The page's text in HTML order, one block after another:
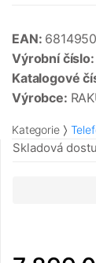
EAN:
Výrobní číslo:
Katalogové
Výrobce:
Kategorie
Skladová